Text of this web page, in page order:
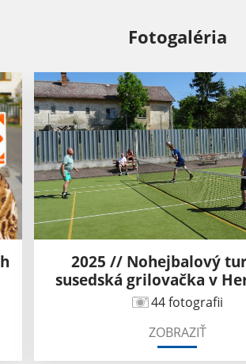
Fotogaléria
2025 // Nohejbalový
susedská grilovačka v
44 fotografii
ZOBRAZIŤ